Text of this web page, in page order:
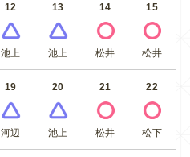
12
池上
13
池上
14
松井
15
松井
19
河辺
20
池上
21
松井
22
松下